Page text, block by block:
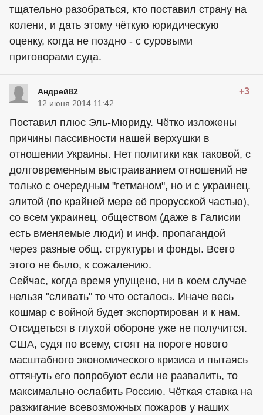
тщательно разобраться, кто поставил страну на
колени, и дать этому чёткую юридическую
оценку, когда не поздно - с суровыми
приговорами суда.
Андрей82 +3
12 июня 2014 11:42
Поставил плюс Эль-Мюриду. Чётко изложены
причины пассивности нашей верхушки в
отношении Украины. Нет политики как таковой, с
долговременным выстраиванием отношений не
только с очередным "гетманом", но и с украинец.
элитой (по крайней мере её прорусской частью),
со всем украинец. обществом (даже в Галисии
есть вменяемые люди) и инф. пропагандой
через разные общ. структуры и фонды. Всего
этого не было, к сожалению.
Сейчас, когда время упущено, ни в коем случае
нельзя "сливать" то что осталось. Иначе весь
кошмар с войной будет экспортирован и к нам.
Отсидеться в глухой обороне уже не получится.
США, судя по всему, стоят на пороге нового
масштабного экономического кризиса и пытаясь
оттянуть его попробуют если не развалить, то
максимально ослабить Россию. Чёткая ставка на
разжигание всевозможных пожаров у наших